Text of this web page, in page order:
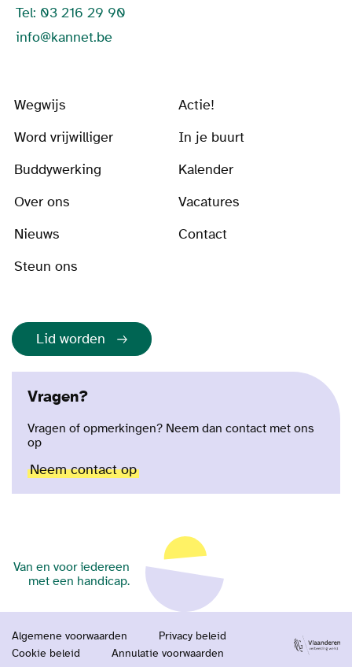
Tel: 03 216 29 90
info@kannet.be
Wegwijs
Actie!
Word vrijwilliger
In je buurt
Buddywerking
Kalender
Over ons
Vacatures
Nieuws
Contact
Steun ons
Lid worden
Vragen?
Vragen of opmerkingen? Neem dan contact met ons
op
Neem contact op
Van en voor iedereen
met een handicap.
Algemene voorwaarden
Privacy beleid
Cookie beleid
Annulatie voorwaarden